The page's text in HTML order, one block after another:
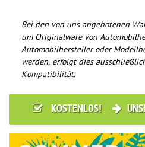
Bei den von uns angebotenen
um Originalware von
Automobilhersteller oder
werden, erfolgt dies
Kompatibilität.
KOSTENLOS!